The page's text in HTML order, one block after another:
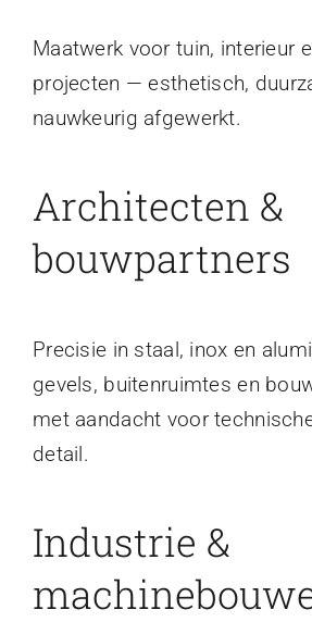
Maatwerk voor tuin, interieur
projecten — esthetisch,
nauwkeurig afgewerkt.
Architecten &
bouwpartners
Precisie in staal, inox en
gevels, buitenruimtes en
met aandacht voor
detail.
Industrie &